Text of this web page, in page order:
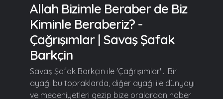
Allah Bizimle Beraber de Biz
Kiminle Beraberiz? -
Çağrışımlar | Savaş Şafak
Barkçin
Savaş Şafak Barkçin ile 'Çağrışımlar'... Bir
ayağı bu topraklarda, diğer ayağı ile dünyayı
ve medeniyetleri gezip bize oralardan haber